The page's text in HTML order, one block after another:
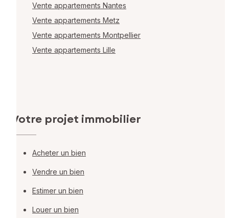
Vente appartements Nantes
Vente appartements Metz
Vente appartements Montpellier
Vente appartements Lille
Votre projet immobilier
Acheter un bien
Vendre un bien
Estimer un bien
Louer un bien